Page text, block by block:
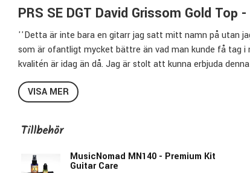
PRS SE DGT David Grissom Gold Top
''Detta är inte bara en gitarr jag satt mitt namn på utan
som är ofantligt mycket bättre än vad man kunde få tag
kvalitén är idag än då. Jag är stolt att kunna erbjuda
Grissom är inte bara en gitarrgud utan en flitigt anlitad
Mahognykroppen har en välvd topp och en exklusiv och
Med tonkontrollen kan du splitta mickarna och välja om
VISA MER
Tillbehör
MusicNomad MN140 - Premium Kit
Guitar Care